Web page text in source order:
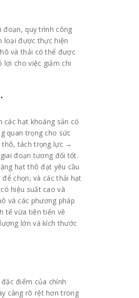
đoạn, quy trình công
loại được thực hiện
và thải có thể được
lợi cho việc giảm chi
các hạt khoáng sản có
quan trọng cho sức
thô, tách trọng lực →
đoạn tương đối tốt.
hạt thô đạt yêu cầu
chọn, và các thải hạt
hiệu suất cao và
và các phương pháp
tế vừa tiên tiến về
lớn và kích thước
điểm của chính
càng rõ rệt hơn trong